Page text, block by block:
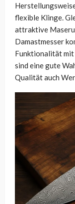
flexible Klinge.
attraktive
Damastmesser
Funktionalität mit
sind eine gute
Qualität auch